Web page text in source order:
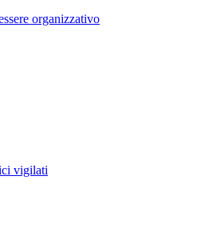
organizzativo
vigilati